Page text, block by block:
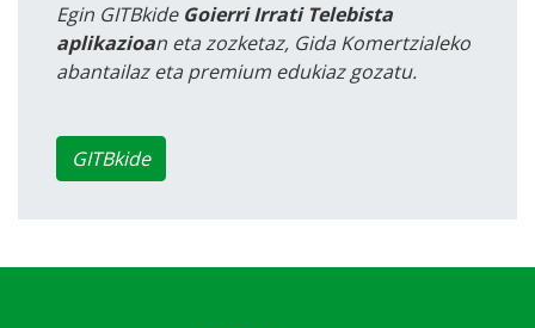
Egin GITBkide Goierri Irrati Telebista
aplikazioan eta zozketaz, Gida Komertzialeko
abantailaz eta premium edukiaz gozatu.
GITBkide